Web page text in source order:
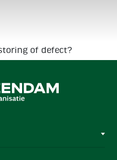
of defect?